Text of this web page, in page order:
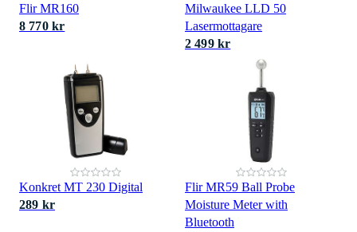
Flir MR160
8 770 kr
Milwaukee LLD 50
Lasermottagare
2 499 kr
Konkret MT 230 Digital
289 kr
Flir MR59 Ball Probe
Moisture Meter with
Bluetooth